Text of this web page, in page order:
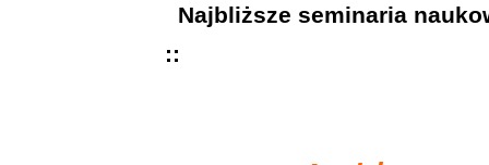
Najbliższe seminaria
::